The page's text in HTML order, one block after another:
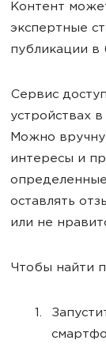
Контент
экспертные
публикации в
Сервис
устройствах
Можно
интересы и
оставлять
или не
Чтобы найти